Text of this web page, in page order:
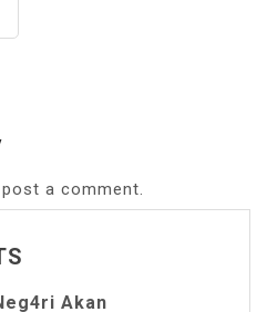
a comment.
Akan